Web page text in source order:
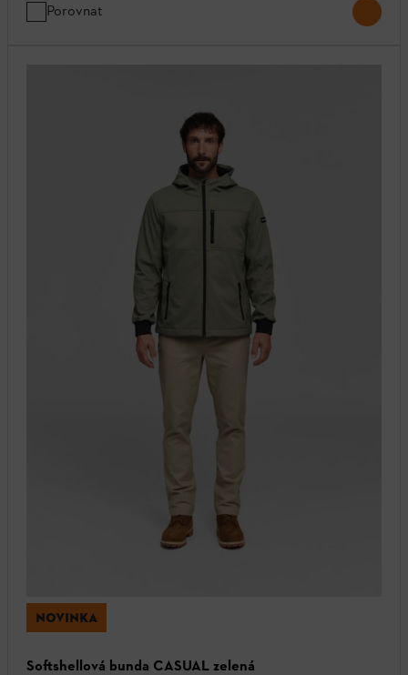
Porovnat
NOVINKA
Softshellová bunda CASUAL zelená